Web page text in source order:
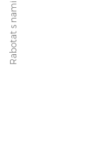
Rabotat s nami